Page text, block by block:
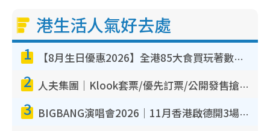
港生活人氣好去處
1 【8月生日優惠2026】全港85大食買玩著數攻略 自助餐/火鍋放題同行免費＋誠品/DONKI送現金券
2 人夫集團｜Klook套票/優先訂票/公開發售搶飛攻略！附票價.購票連結.場地座位表
3 BIGBANG演唱會2026｜11月香港啟德開3場！實名制VIP申請、優先購票攻略